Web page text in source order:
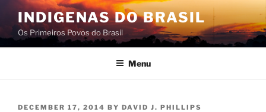
content
INDIGENAS DO BRASIL
Os Primeiros Povos do Brasil
Menu
POSTED
DECEMBER 17, 2014 BY DAVID J. PHILLIPS